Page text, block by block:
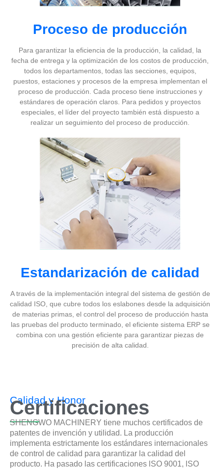
Proceso de producción
Para garantizar la eficiencia de la producción, la calidad, la
fecha de entrega y la optimización de los costos de producción,
todos los departamentos, todas las secciones, equipos,
puestos, estaciones y procesos de la empresa implementan el
proceso de producción. Cada proceso tiene instrucciones y
estándares de operación claros. Para pedidos y proyectos
especiales, el líder del proyecto también está dispuesto a
realizar un seguimiento del proceso de producción.
Estandarización de calidad
A través de la implementación integral del sistema de gestión de
calidad ISO, que cubre todos los eslabones desde la adquisición
de materias primas, el control del proceso de producción hasta
las pruebas del producto terminado, el eficiente sistema ERP se
combina con una gestión eficiente para garantizar piezas de
precisión de alta calidad.
Calidad y Honor
Certificaciones
SHENGWO MACHINERY tiene muchos certificados de
patentes de invención y utilidad. La producción
implementa estrictamente los estándares internacionales
de control de calidad para garantizar la calidad del
producto. Ha pasado las certificaciones lSO 9001, lSO